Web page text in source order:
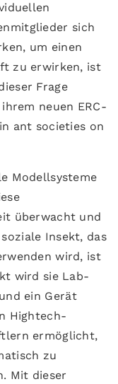
sich
um einen
zu erwirken, ist
Frage
neuen ERC-
ant societies on
Modellsysteme
überwacht und
Insekt, das
wird, ist
wird sie Lab-
ein Gerät
Hightech-
ermöglicht,
zu
Mit dieser